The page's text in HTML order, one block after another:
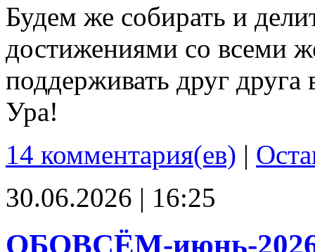
Будем же собирать и
достижениями со всеми
поддерживать друг
Ура!
14 комментария(ев) |
30.06.2026 | 16:25
ОБОВСЁМ-июнь-